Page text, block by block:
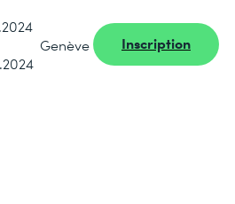
Genève Inscription